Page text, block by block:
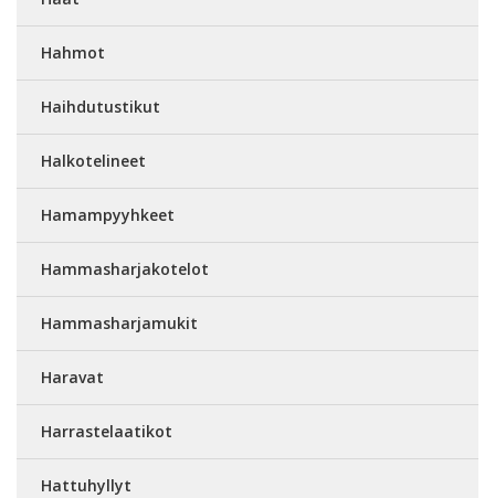
Hahmot
Haihdutustikut
Halkotelineet
Hamampyyhkeet
Hammasharjakotelot
Hammasharjamukit
Haravat
Harrastelaatikot
Hattuhyllyt